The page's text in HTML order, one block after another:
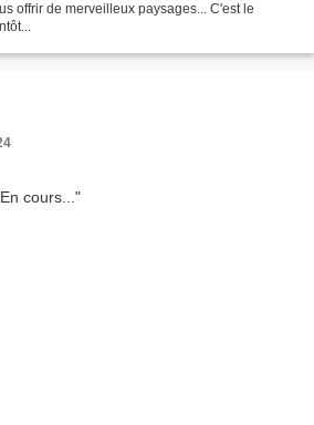
offrir de merveilleux paysages... C'est le